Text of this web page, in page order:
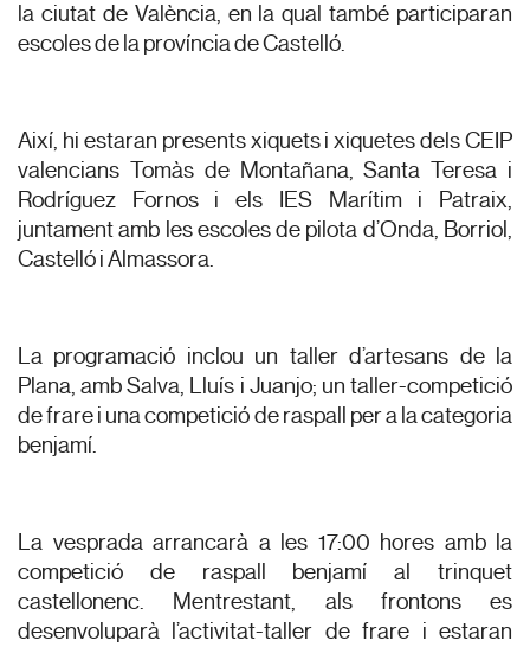
la ciutat de València, en la qual també participaran
escoles de la província de Castelló.
Així, hi estaran presents xiquets i xiquetes dels CEIP
valencians Tomàs de Montañana, Santa Teresa i
Rodríguez Fornos i els IES Marítim i Patraix,
juntament amb les escoles de pilota d’Onda, Borriol,
Castelló i Almassora.
La programació inclou un taller d’artesans de la
Plana, amb Salva, Lluís i Juanjo; un taller-competició
de frare i una competició de raspall per a la categoria
benjamí.
La vesprada arrancarà a les 17:00 hores amb la
competició de raspall benjamí al trinquet
castellonenc. Mentrestant, als frontons es
desenvoluparà l’activitat-taller de frare i estaran